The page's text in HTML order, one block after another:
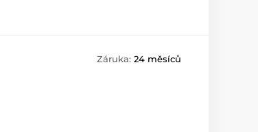
Záruka: 24 měsíců